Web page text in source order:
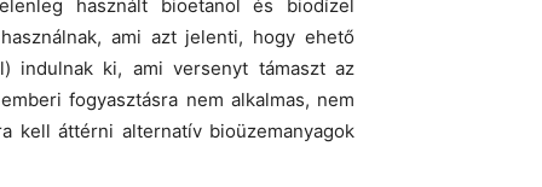
használt bioetanol és biodízel
ami azt jelenti, hogy ehető
indulnak ki, ami versenyt támaszt az
fogyasztásra nem alkalmas, nem
kell áttérni alternatív bioüzemanyagok